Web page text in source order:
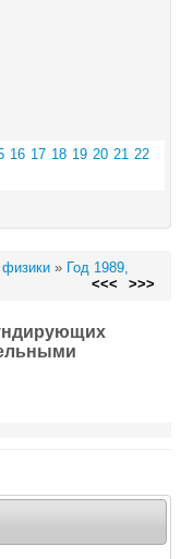
16 17 18 19 20 21 22
» Год 1989,
<<< >>>